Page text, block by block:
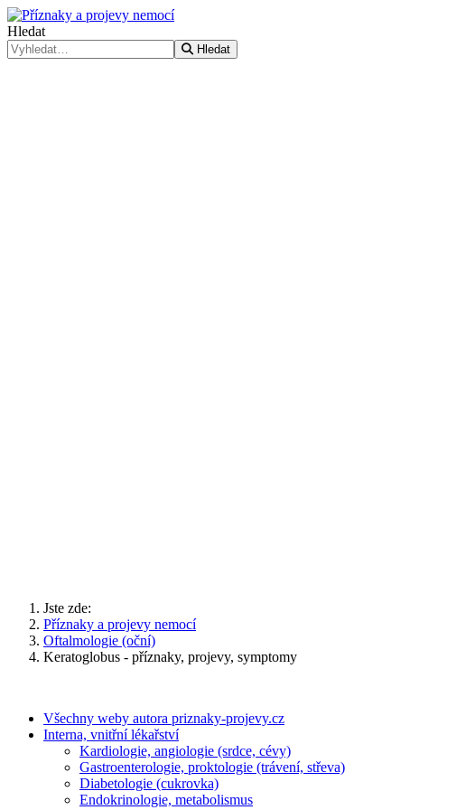
Hledat
Hledat
Jste zde:
Příznaky a projevy nemocí
Oftalmologie (oční)
Keratoglobus - příznaky, projevy, symptomy
Všechny weby autora priznaky-projevy.cz
Interna, vnitřní lékařství
Kardiologie, angiologie (srdce, cévy)
Gastroenterologie, proktologie (trávení, střeva)
Diabetologie (cukrovka)
Endokrinologie, metabolismus